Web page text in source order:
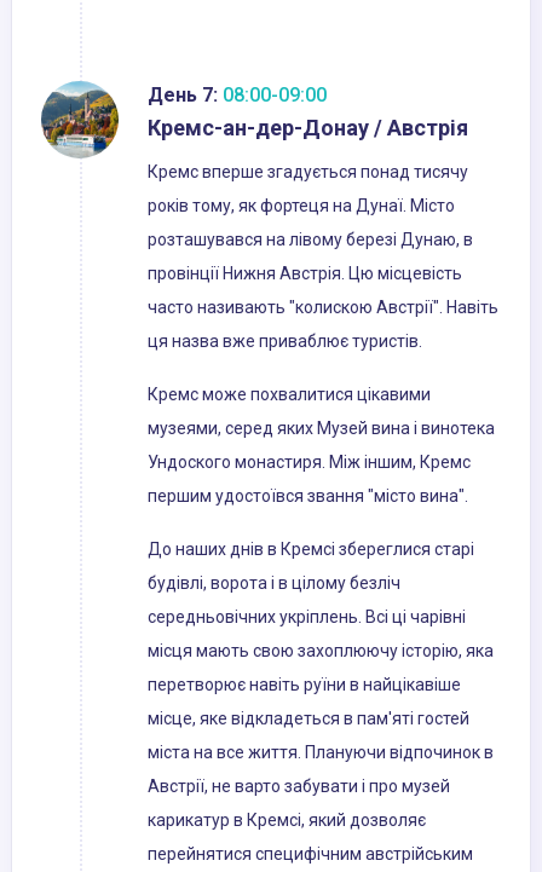
День 7: 08:00-09:00
Кремс-ан-дер-Донау / Австрія
Кремс вперше згадується понад тисячу
років тому, як фортеця на Дунаї. Місто
розташувався на лівому березі Дунаю, в
провінції Нижня Австрія. Цю місцевість
часто називають "колискою Австрії". Навіть
ця назва вже приваблює туристів.
Кремс може похвалитися цікавими
музеями, серед яких Музей вина і винотека
Ундоского монастиря. Між іншим, Кремс
першим удостоївся звання "місто вина".
До наших днів в Кремсі збереглися старі
будівлі, ворота і в цілому безліч
середньовічних укріплень. Всі ці чарівні
місця мають свою захоплюючу історію, яка
перетворює навіть руїни в найцікавіше
місце, яке відкладеться в пам'яті гостей
міста на все життя. Плануючи відпочинок в
Австрії, не варто забувати і про музей
карикатур в Кремсі, який дозволяє
перейнятися специфічним австрійським